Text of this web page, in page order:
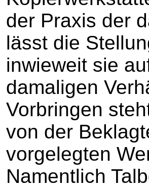
der Praxis der
lässt die
inwieweit sie
damaligen
Vorbringen
von der
vorgelegten
Namentlich